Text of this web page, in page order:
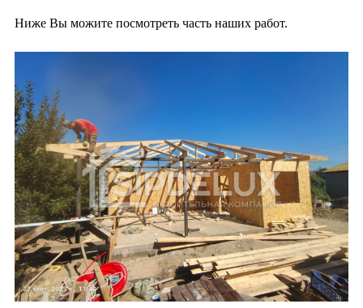
Ниже Вы можите посмотреть часть наших работ.